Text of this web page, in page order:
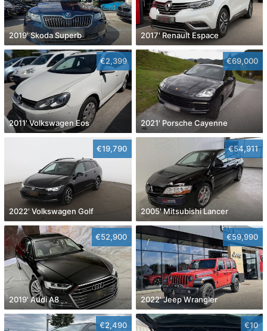
2019' Skoda Superb 2017' Renault Espace
€2,399
2011' Volkswagen Eos
€69,000
2021' Porsche Cayenne
€19,790
2022' Volkswagen Golf
€54,911
2005' Mitsubishi Lancer
€52,900
2019' Audi A8
€59,990
2022' Jeep Wrangler
€2,490 €10